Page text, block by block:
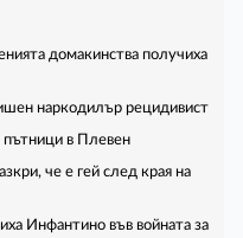
домакинства получиха
наркодилър рецидивист
пътници в Плевен
че е гей след края на
Инфантино във войната за